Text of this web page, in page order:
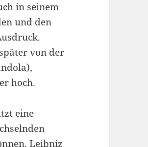
in seinem
und den
von der
hoch.
eine
Leibniz